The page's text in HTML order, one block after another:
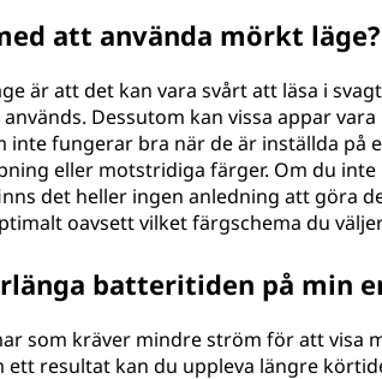
att använda mörkt läge?
är att det kan vara svårt att läsa i
Dessutom kan vissa appar
fungerar bra när de är inställda på
eller motstridiga färger. Om du inte
det heller ingen anledning att göra
oavsett vilket färgschema du
batteritiden på min
som kräver mindre ström för att visa
ett resultat kan du uppleva längre